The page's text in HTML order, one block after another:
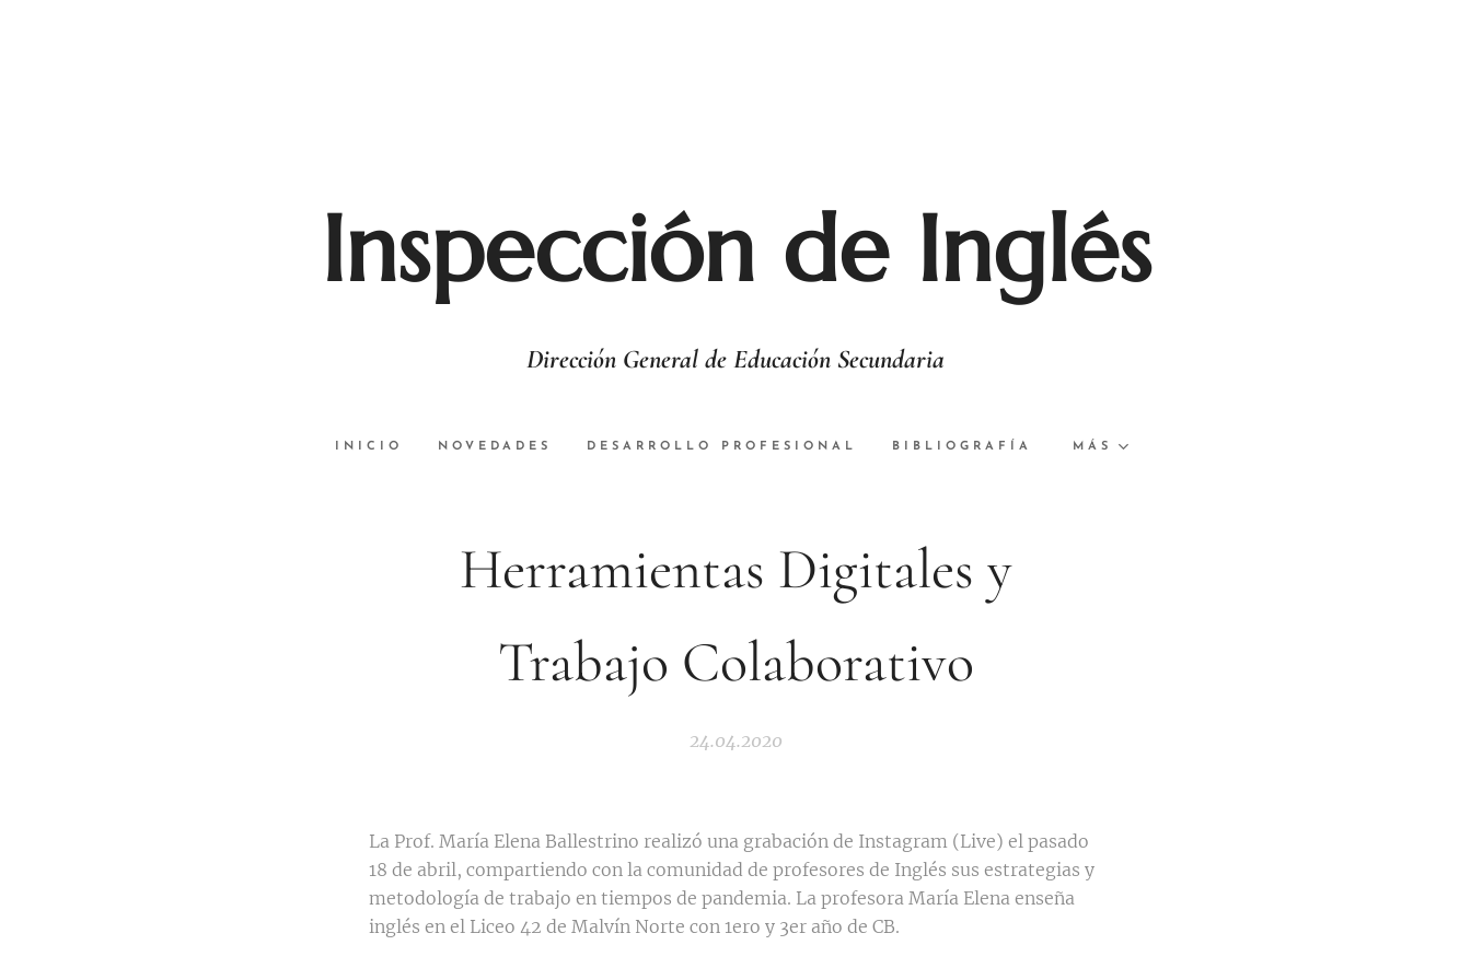
Inspección de Inglés
Dirección General de Educación Secundaria
INICIO NOVEDADES DESARROLLO PROFESIONAL BIBLIOGRAFÍA MÁS
Herramientas Digitales y
Trabajo Colaborativo
24.04.2020
La Prof. María Elena Ballestrino realizó una grabación de Instagram (Live) el pasado
18 de abril, compartiendo con la comunidad de profesores de Inglés sus estrategias y
metodología de trabajo en tiempos de pandemia. La profesora María Elena enseña
inglés en el Liceo 42 de Malvín Norte con 1ero y 3er año de CB.